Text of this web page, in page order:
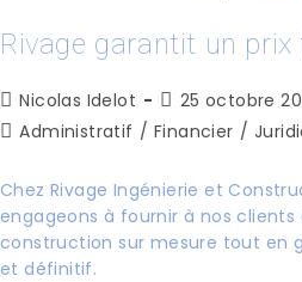
Rivage garantit un
Nicolas Idelot
25 octobre
Administratif / Financier /
Chez Rivage Ingénierie et
engageons à fournir à nos clients
construction sur mesure tout en
et définitif.